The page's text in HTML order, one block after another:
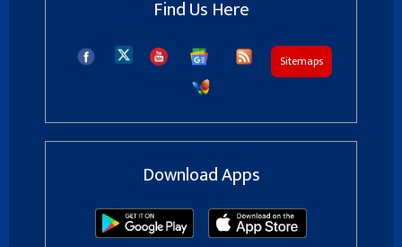
Find Us Here
Sitemaps
Download Apps